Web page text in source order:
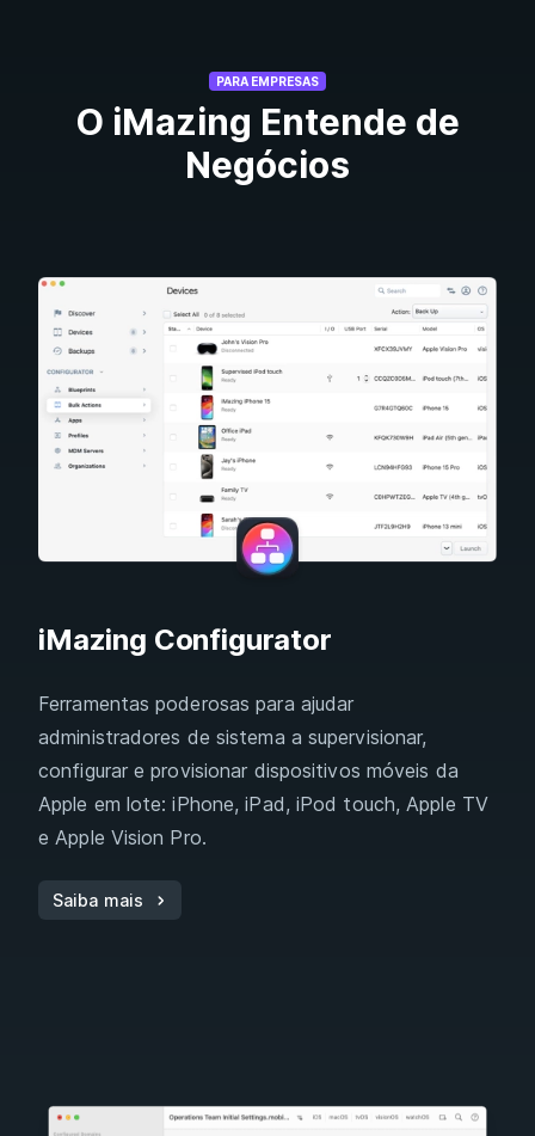
PARA EMPRESAS
O iMazing Entende de
Negócios
iMazing Configurator
Ferramentas poderosas para ajudar
administradores de sistema a supervisionar,
configurar e provisionar dispositivos móveis da
Apple em lote: iPhone, iPad, iPod touch, Apple TV
e Apple Vision Pro.
Saiba mais